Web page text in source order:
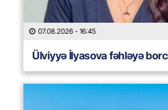
07.08.2026 - 16:45
Ülviyyə İlyasova fəhləyə